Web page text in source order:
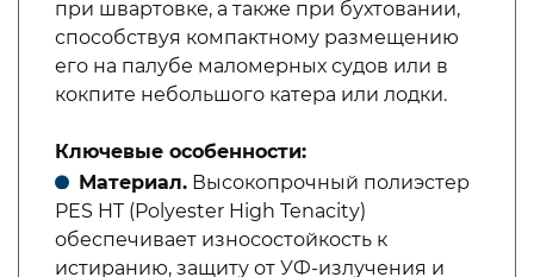
при швартовке, а также при бухтовании,
способствуя компактному размещению
его на палубе маломерных судов или в
кокпите небольшого катера или лодки.
Ключевые особенности:
Материал. Высокопрочный полиэстер
PES HT (Polyester High Tenacity)
обеспечивает износостойкость к
истиранию, защиту от УФ-излучения и